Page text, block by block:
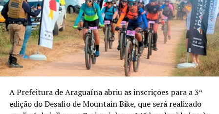
A Prefeitura de Araguaína abriu as inscrições para a 3ª
edição do Desafio de Mountain Bike, que será realizado